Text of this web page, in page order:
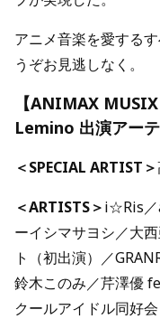
アニメ音楽を愛する
うぞお見逃しなく。
【ANIMAX
Lemino 出演アーテ
＜SPECIAL ARTIST＞
＜ARTISTS＞i☆Ris／
ーイシマサヨシ／大
ト（初出演）／
鈴木このみ／芹澤優
クールアイドル同好